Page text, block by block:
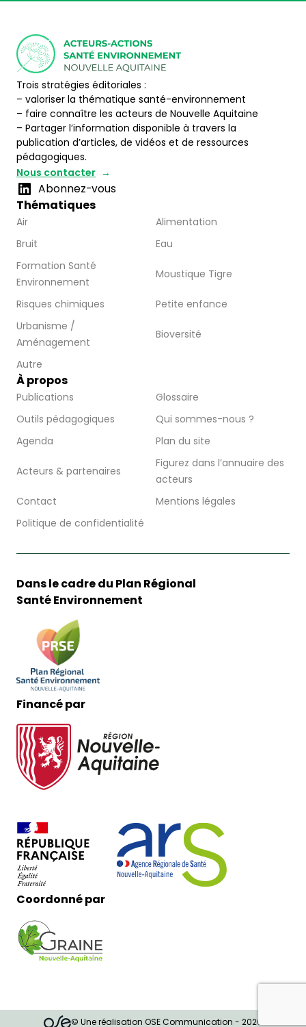
Trois stratégies éditoriales :
– valoriser la thématique santé-environnement
– faire connaître les acteurs de Nouvelle Aquitaine
– Partager l’information disponible à travers la
publication d’articles, de vidéos et de ressources
pédagogiques.
Nous contacter
Abonnez-vous
Thématiques
Air
Alimentation
Bruit
Eau
Formation Santé
Environnement
Moustique Tigre
Risques chimiques
Petite enfance
Urbanisme /
Aménagement
Bioversité
Autre
À propos
Publications
Glossaire
Outils pédagogiques
Qui sommes-nous ?
Agenda
Plan du site
Acteurs & partenaires
Figurez dans l’annuaire des
acteurs
Contact
Mentions légales
Politique de confidentialité
Dans le cadre du Plan Régional
Santé Environnement
Financé par
Coordonné par
© Une réalisation OSE Communication - 2026